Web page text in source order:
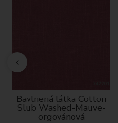
Bavlnená látka Cotton
Slub Washed-Mauve-
orgovánová